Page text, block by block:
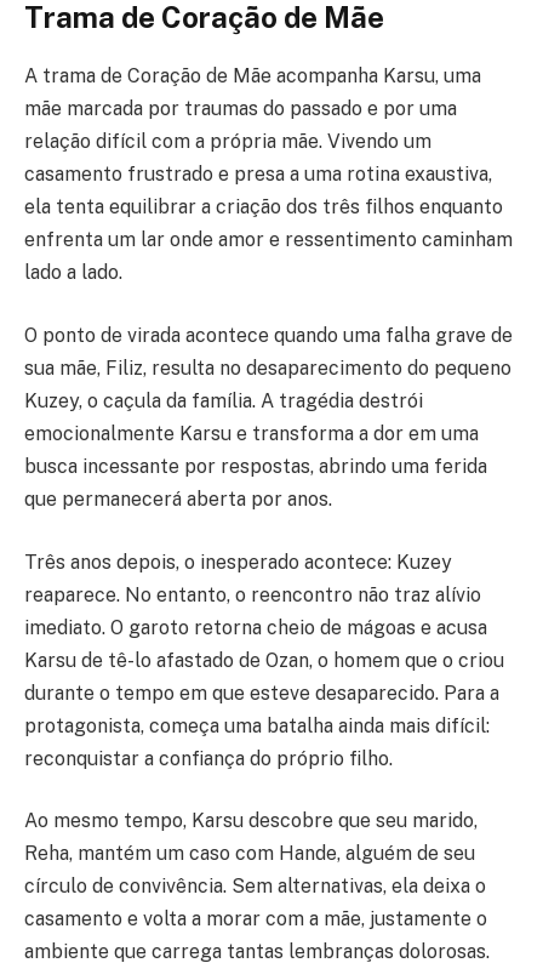
Trama de Coração de Mãe
A trama de Coração de Mãe acompanha Karsu, uma
mãe marcada por traumas do passado e por uma
relação difícil com a própria mãe. Vivendo um
casamento frustrado e presa a uma rotina exaustiva,
ela tenta equilibrar a criação dos três filhos enquanto
enfrenta um lar onde amor e ressentimento caminham
lado a lado.
O ponto de virada acontece quando uma falha grave de
sua mãe, Filiz, resulta no desaparecimento do pequeno
Kuzey, o caçula da família. A tragédia destrói
emocionalmente Karsu e transforma a dor em uma
busca incessante por respostas, abrindo uma ferida
que permanecerá aberta por anos.
Três anos depois, o inesperado acontece: Kuzey
reaparece. No entanto, o reencontro não traz alívio
imediato. O garoto retorna cheio de mágoas e acusa
Karsu de tê-lo afastado de Ozan, o homem que o criou
durante o tempo em que esteve desaparecido. Para a
protagonista, começa uma batalha ainda mais difícil:
reconquistar a confiança do próprio filho.
Ao mesmo tempo, Karsu descobre que seu marido,
Reha, mantém um caso com Hande, alguém de seu
círculo de convivência. Sem alternativas, ela deixa o
casamento e volta a morar com a mãe, justamente o
ambiente que carrega tantas lembranças dolorosas.